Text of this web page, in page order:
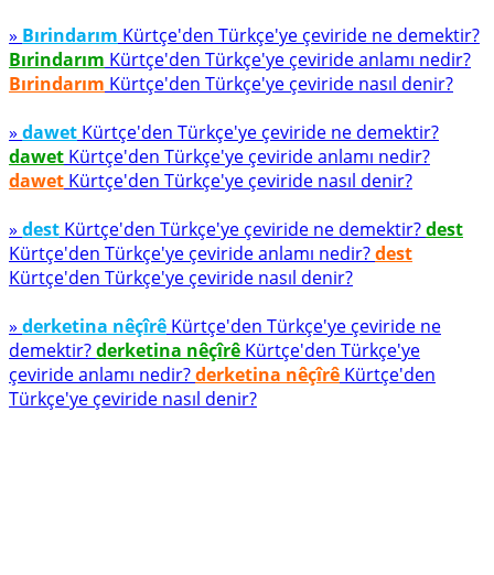
» Bırindarım Kürtçe'den Türkçe'ye çeviride ne demektir?
Bırindarım Kürtçe'den Türkçe'ye çeviride anlamı nedir?
Bırindarım Kürtçe'den Türkçe'ye çeviride nasıl denir?
» dawet Kürtçe'den Türkçe'ye çeviride ne demektir?
dawet Kürtçe'den Türkçe'ye çeviride anlamı nedir?
dawet Kürtçe'den Türkçe'ye çeviride nasıl denir?
» dest Kürtçe'den Türkçe'ye çeviride ne demektir?dest
Kürtçe'den Türkçe'ye çeviride anlamı nedir?dest
Kürtçe'den Türkçe'ye çeviride nasıl denir?
» derketina nêçîrê Kürtçe'den Türkçe'ye çeviride ne
demektir?derketina nêçîrê Kürtçe'den Türkçe'ye
çeviride anlamı nedir?derketina nêçîrê Kürtçe'den
Türkçe'ye çeviride nasıl denir?